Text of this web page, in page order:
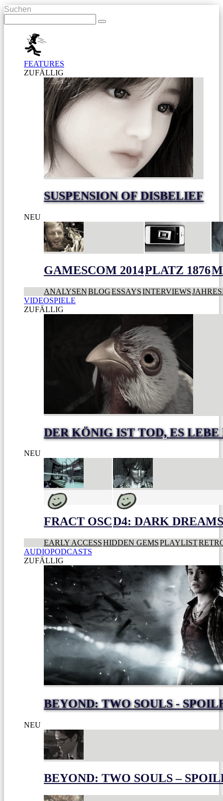
Suchen
FEATURES
ZUFÄLLIG
SUSPENSION OF DISBELIEF
NEU
GAMESCOM 2014PLATZ 1876
ANALYSENBLOGESSAYSINTERVIEWS
VIDEOSPIELE
ZUFÄLLIG
DER KÖNIG IST TOD, ES
NEU
FRACT OSCD4: DARK
EARLY ACCESSHIDDEN GEMSPLAYLIST
AUDIOPODCASTS
ZUFÄLLIG
BEYOND: TWO SOULS -
NEU
BEYOND: TWO SOULS –